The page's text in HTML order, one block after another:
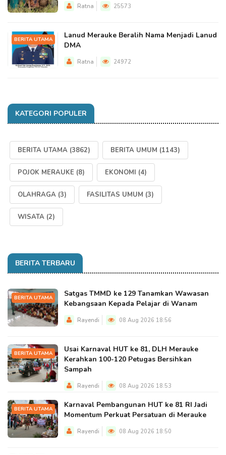
Ratna 25573
BERITA UTAMA
Lanud Merauke Beralih Nama Menjadi Lanud
DMA
Ratna 24972
KATEGORI POPULER
BERITA UTAMA (3862) BERITA UMUM (1143)
POJOK MERAUKE (8) EKONOMI (4)
OLAHRAGA (3) FASILITAS UMUM (3)
WISATA (2)
BERITA TERBARU
BERITA UTAMA
Satgas TMMD ke 129 Tanamkan Wawasan
Kebangsaan Kepada Pelajar di Wanam
Rayendi 08 Aug 2026 18:56
BERITA UTAMA
Usai Karnaval HUT ke 81, DLH Merauke
Kerahkan 100-120 Petugas Bersihkan
Sampah
Rayendi 08 Aug 2026 18:53
BERITA UTAMA
Karnaval Pembangunan HUT ke 81 RI Jadi
Momentum Perkuat Persatuan di Merauke
Rayendi 08 Aug 2026 18:50